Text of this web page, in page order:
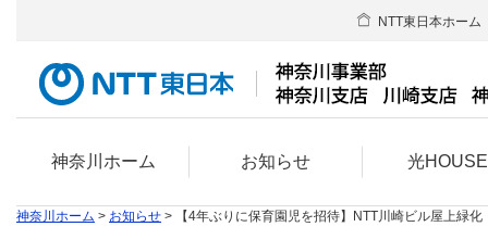
神奈川ホーム お知らせ 光HOUSE
NTT東日本ホーム
神奈川ホーム > お知らせ > 【4年ぶりに保育園児を招待】NTT川崎ビル屋上緑化